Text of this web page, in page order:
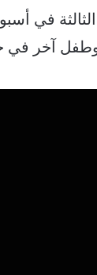
في
وطفل آخر